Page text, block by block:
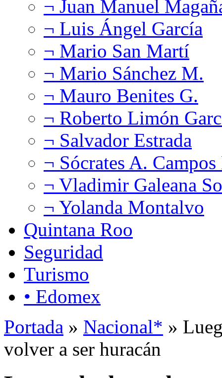
¬ Juan Manuel
¬ Luis Ángel García
¬ Mario San Martí
¬ Mario Sánchez M.
¬ Mauro Benites G.
¬ Roberto Limón
¬ Salvador Estrada
¬ Sócrates A.
¬ Vladimir Galeana
¬ Yolanda Montalvo
Quintana Roo
Seguridad
Turismo
• Edomex
Portada » Nacional* »
volver a ser huracán